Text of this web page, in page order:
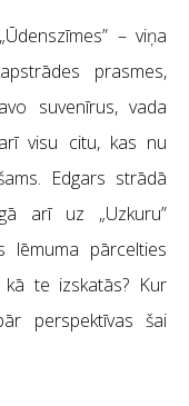
– viņa
prasmes,
suvenīrus, vada
visu citu, kas nu
Edgars strādā
arī uz „Uzkuru”
lēmuma pārcelties
te izskatās? Kur
perspektīvas šai